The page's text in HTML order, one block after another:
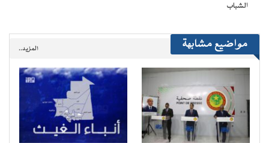
الشباب
مواضيع مشابهة المزيد..